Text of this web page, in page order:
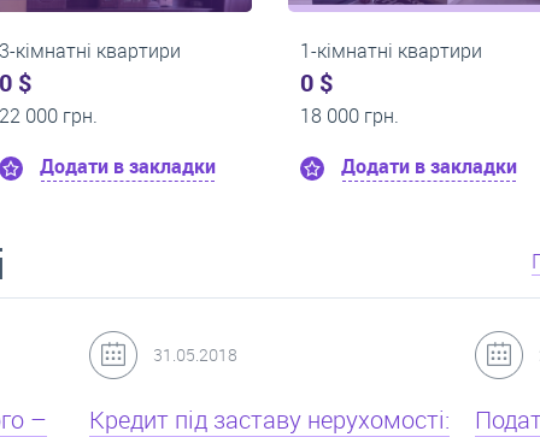
2-кімнатні квартири
24 000 грн.
Додати в закладки
1-кімнатні квартири
0 грн.
Додати в
24.07.2017
Податок з оренди квартири,